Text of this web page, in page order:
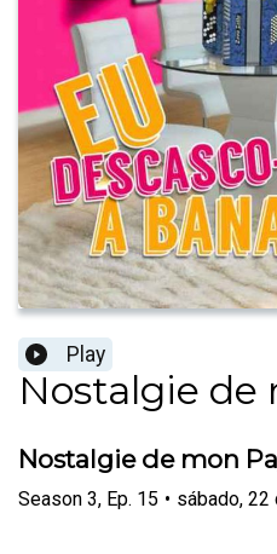
Play
Nostalgie de
Nostalgie de mon
Season 3, Ep. 15 • sábado,